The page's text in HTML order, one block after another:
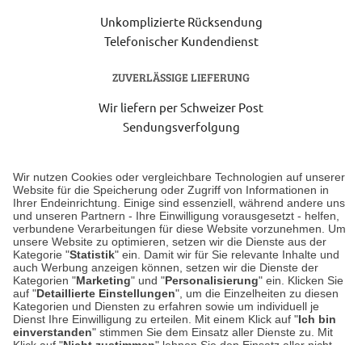
Wir nutzen Cookies oder vergleichbare Technologien auf unserer
Website für die Speicherung oder Zugriff von Informationen in
Ihrer Endeinrichtung. Einige sind essenziell, während andere uns
und unseren Partnern - Ihre Einwilligung vorausgesetzt - helfen,
verbundene Verarbeitungen für diese Website vorzunehmen. Um
unsere Website zu optimieren, setzen wir die Dienste aus der
Kategorie "Statistik" ein. Damit wir für Sie relevante Inhalte und
auch Werbung anzeigen können, setzen wir die Dienste der
Kategorien "Marketing" und "Personalisierung" ein. Klicken Sie
auf "Detaillierte Einstellungen", um die Einzelheiten zu diesen
Kategorien und Diensten zu erfahren sowie um individuell je
Dienst Ihre Einwilligung zu erteilen. Mit einem Klick auf "Ich bin
einverstanden" stimmen Sie dem Einsatz aller Dienste zu. Mit
Unkomplizierte Rücksendung
Telefonischer Kundendienst
ZUVERLÄSSIGE LIEFERUNG
Wir liefern per Schweizer Post
Sendungsverfolgung
Unser Geschäft in Meckenheim
Auf dem Steinbüchel 6
53340 Meckenheim
Montag bis Samstag 9:00 Uhr bis 18:00 Uhr
weitere Information